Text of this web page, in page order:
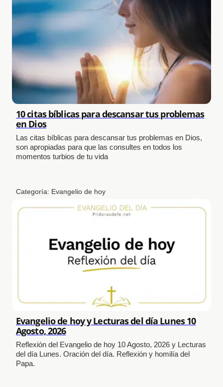
10 citas bíblicas para descansar tus problemas
en Dios
Las citas bíblicas para descansar tus problemas en Dios,
son apropiadas para que las consultes en todos los
momentos turbios de tu vida
Categoría: Evangelio de hoy
Evangelio de hoy y Lecturas del día Lunes 10
Agosto, 2026
Reflexión del Evangelio de hoy 10 Agosto, 2026 y Lecturas
del día Lunes. Oración del día. Reflexión y homilía del
Papa.